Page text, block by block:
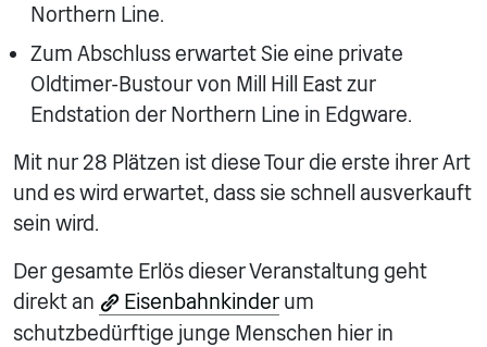
Northern Line.
Zum Abschluss erwartet Sie eine private
Oldtimer-Bustour von Mill Hill East zur
Endstation der Northern Line in Edgware.
Mit nur 28 Plätzen ist diese Tour die erste ihrer Art
und es wird erwartet, dass sie schnell ausverkauft
sein wird.
Der gesamte Erlös dieser Veranstaltung geht
direkt an
Eisenbahnkinder um
schutzbedürftige junge Menschen hier in